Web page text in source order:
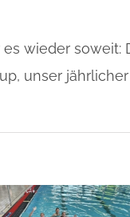
es wieder soweit:
unser jährlicher